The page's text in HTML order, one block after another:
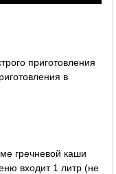
приготовления
в
гречневой каши
входит 1 литр (не